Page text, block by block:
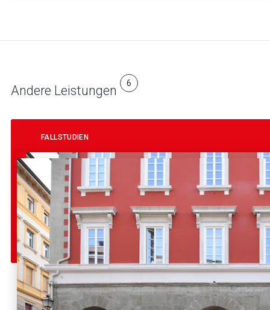
Andere Leistungen 6
FALLSTUDIEN